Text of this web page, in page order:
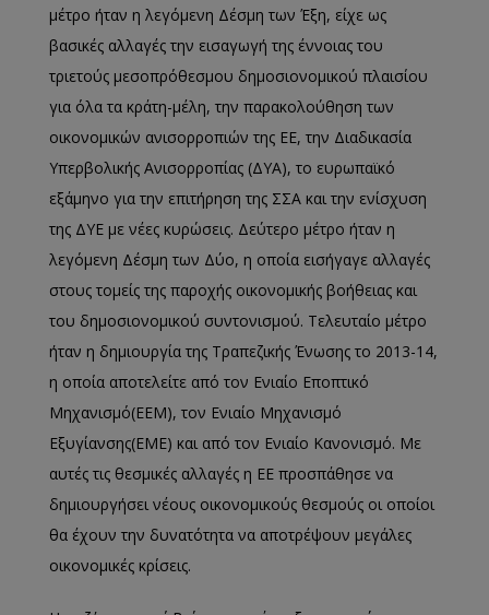
μέτρο ήταν η λεγόμενη Δέσμη των Έξη, είχε ως
βασικές αλλαγές την εισαγωγή της έννοιας του
τριετούς μεσοπρόθεσμου δημοσιονομικού πλαισίου
για όλα τα κράτη-μέλη, την παρακολούθηση των
οικονομικών ανισορροπιών της ΕΕ, την Διαδικασία
Υπερβολικής Ανισορροπίας (ΔΥΑ), το ευρωπαϊκό
εξάμηνο για την επιτήρηση της ΣΣΑ και την ενίσχυση
της ΔΥΕ με νέες κυρώσεις. Δεύτερο μέτρο ήταν η
λεγόμενη Δέσμη των Δύο, η οποία εισήγαγε αλλαγές
στους τομείς της παροχής οικονομικής βοήθειας και
του δημοσιονομικού συντονισμού. Τελευταίο μέτρο
ήταν η δημιουργία της Τραπεζικής Ένωσης το 2013-14,
η οποία αποτελείτε από τον Ενιαίο Εποπτικό
Μηχανισμό(ΕΕΜ), τον Ενιαίο Μηχανισμό
Εξυγίανσης(ΕΜΕ) και από τον Ενιαίο Κανονισμό. Με
αυτές τις θεσμικές αλλαγές η ΕΕ προσπάθησε να
δημιουργήσει νέους οικονομικούς θεσμούς οι οποίοι
θα έχουν την δυνατότητα να αποτρέψουν μεγάλες
οικονομικές κρίσεις.